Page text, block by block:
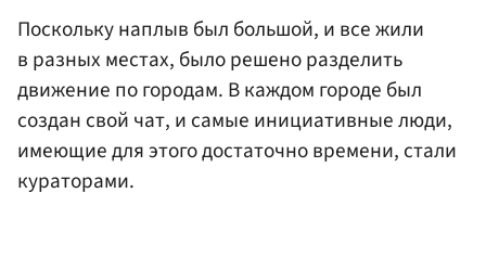
Поскольку наплыв был большой, и все жили
в разных местах, было решено разделить
движение по городам. В каждом городе был
создан свой чат, и самые инициативные люди,
имеющие для этого достаточно времени, стали
кураторами.